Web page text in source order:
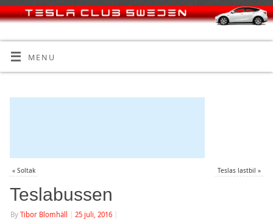
MENU
« Soltak Teslas lastbil »
Teslabussen
By Tibor Blomhäll 25 juli, 2016